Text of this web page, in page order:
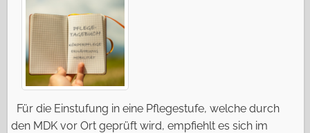
Für die Einstufung in eine Pflegestufe, welche durch
den MDK vor Ort geprüft wird, empfiehlt es sich im